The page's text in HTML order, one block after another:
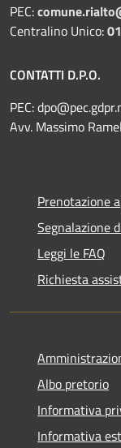
PEC:
Centralino Unico:
CONTATTI D.P.O.
PEC:
Avv. Massimo
Prenotazione
Segnalazione
Leggi le FAQ
Richiesta
Albo pretorio
Informativa
Informativa